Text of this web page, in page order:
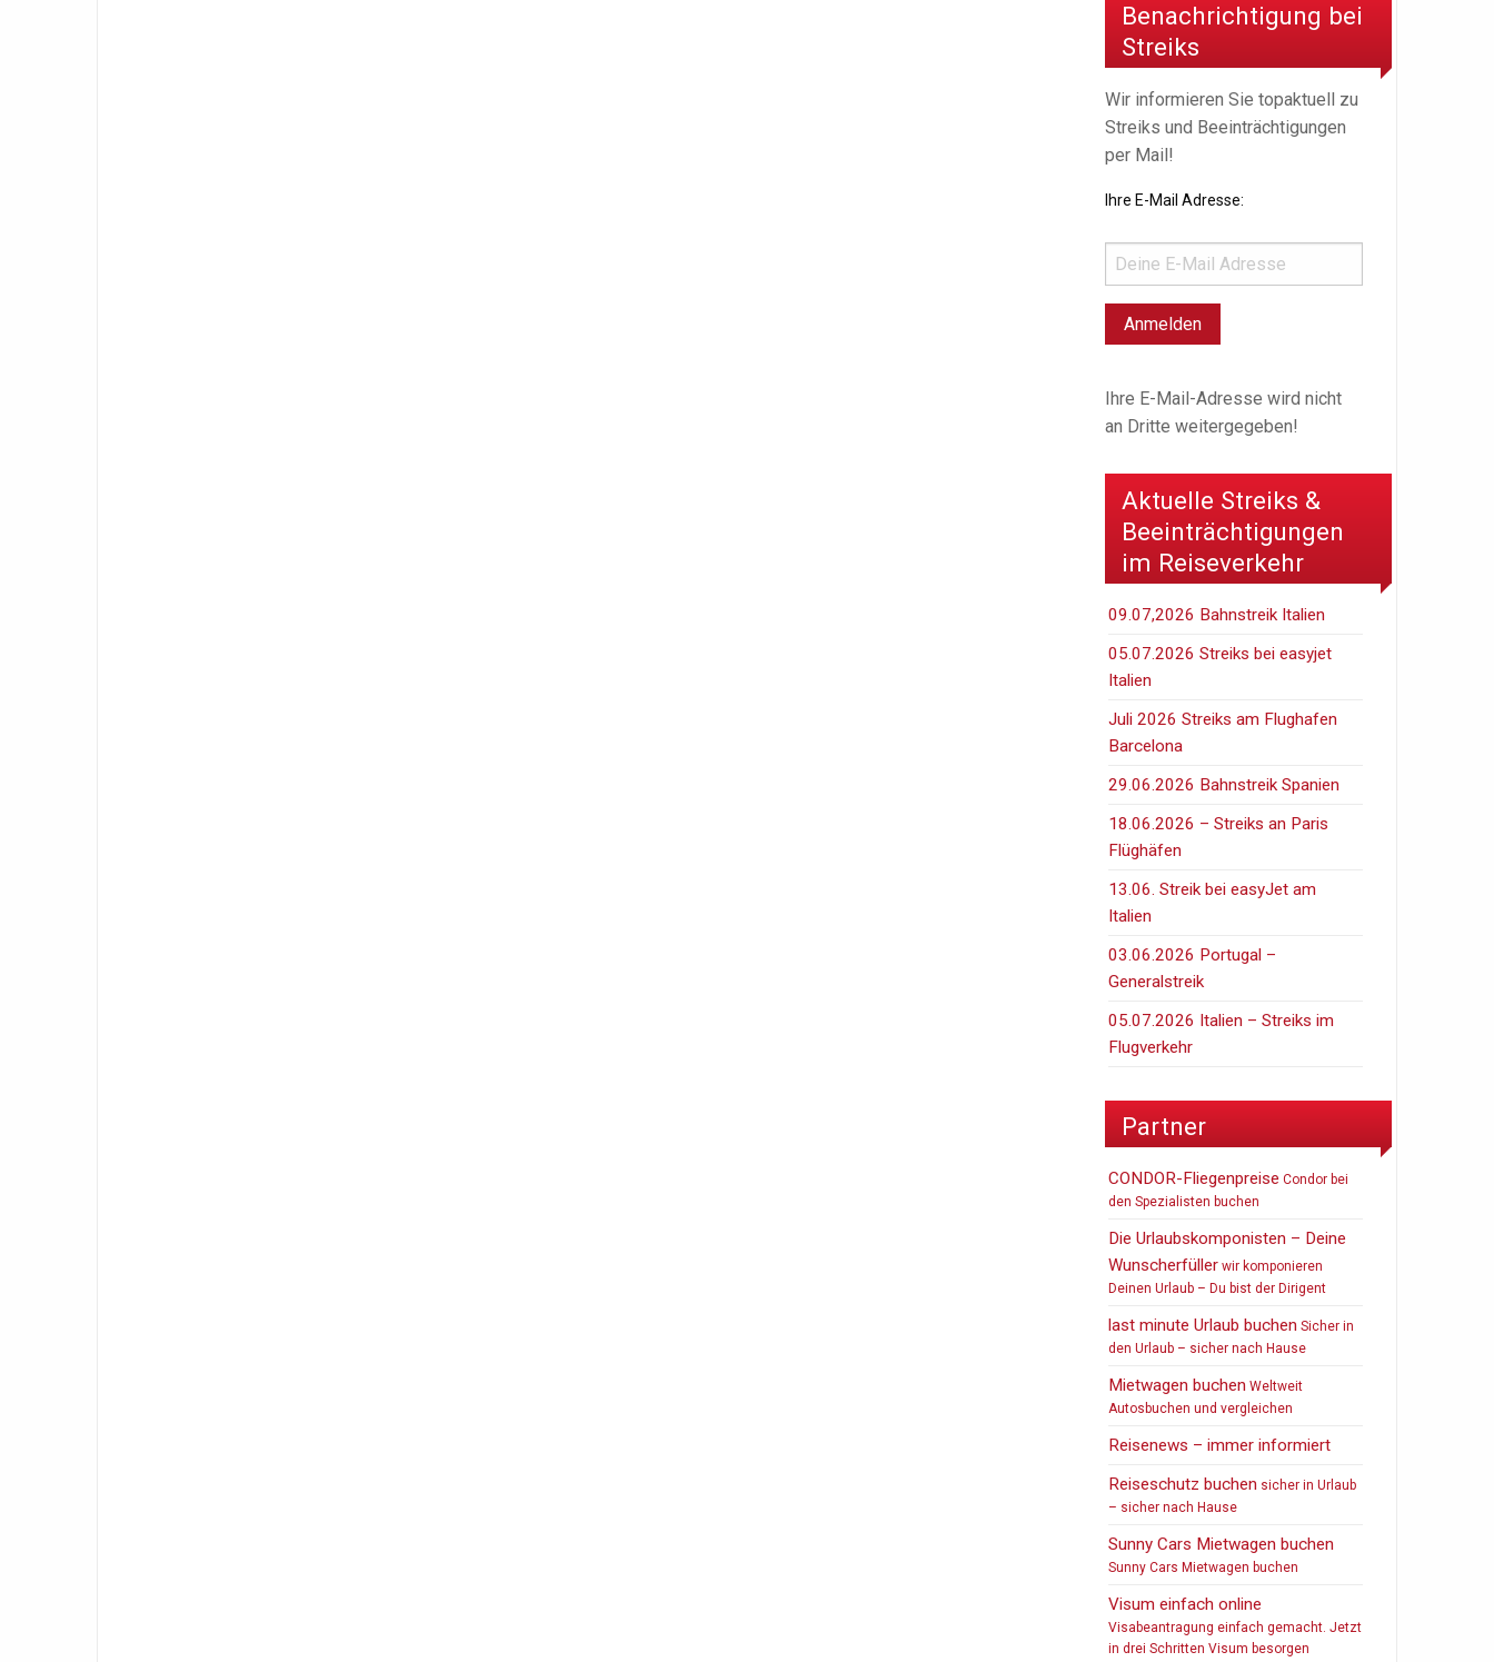
Benachrichtigung bei
Streiks
Wir informieren Sie topaktuell zu
Streiks und Beeinträchtigungen
per Mail!
Ihre E-Mail Adresse:
Ihre E-Mail-Adresse wird nicht
an Dritte weitergegeben!
Aktuelle Streiks &
Beeinträchtigungen
im Reiseverkehr
09.07,2026 Bahnstreik Italien
05.07.2026 Streiks bei easyjet
Italien
Juli 2026 Streiks am Flughafen
Barcelona
29.06.2026 Bahnstreik Spanien
18.06.2026 – Streiks an Paris
Flüghäfen
13.06. Streik bei easyJet am
Italien
03.06.2026 Portugal –
Generalstreik
05.07.2026 Italien – Streiks im
Flugverkehr
Partner
CONDOR-Fliegenpreise Condor bei
den Spezialisten buchen
Die Urlaubskomponisten – Deine
Wunscherfüller wir komponieren
Deinen Urlaub – Du bist der Dirigent
last minute Urlaub buchen Sicher in
den Urlaub – sicher nach Hause
Mietwagen buchen Weltweit
Autosbuchen und vergleichen
Reisenews – immer informiert
Reiseschutz buchen sicher in Urlaub
– sicher nach Hause
Sunny Cars Mietwagen buchen
Sunny Cars Mietwagen buchen
Visum einfach online
Visabeantragung einfach gemacht. Jetzt
in drei Schritten Visum besorgen